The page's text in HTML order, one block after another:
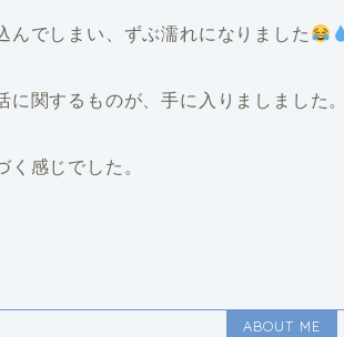
んでしまい、ずぶ濡れになりました
関するものが、手に入りましました。
感じでした。
ABOUT ME